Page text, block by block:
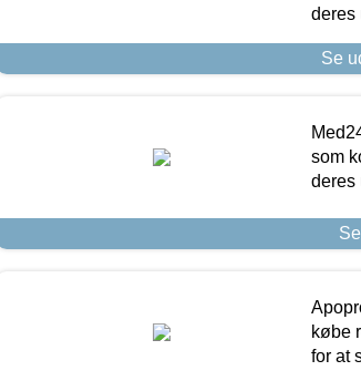
deres
Se
som
deres
købe
for at